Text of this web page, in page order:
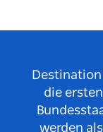
Destination
die
werden